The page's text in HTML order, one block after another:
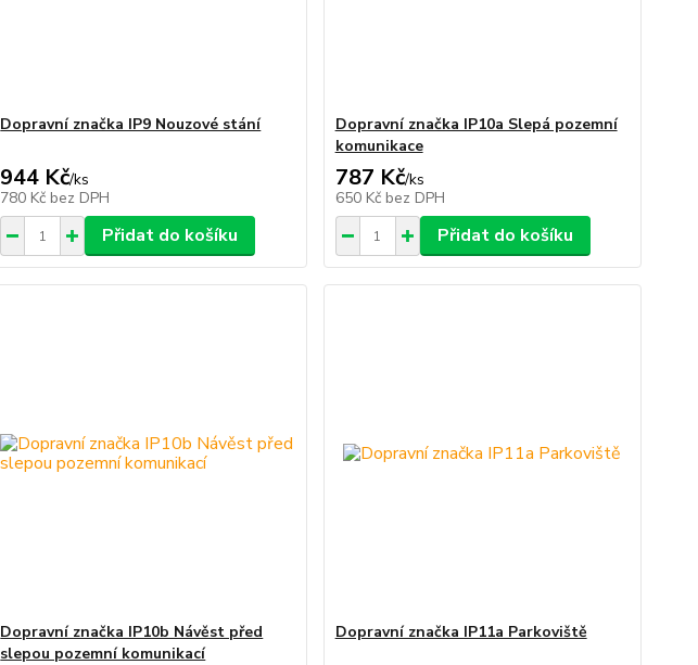
Dopravní značka IP9 Nouzové stání
944 Kč/ks
780 Kč bez DPH
Přidat do košíku
Dopravní značka IP10a Slepá pozemní
komunikace
787 Kč/ks
650 Kč bez DPH
Přidat do košíku
Dopravní značka IP10b Návěst před
slepou pozemní komunikací
Dopravní značka IP11a Parkoviště